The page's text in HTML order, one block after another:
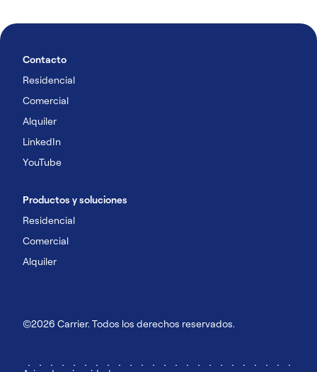
Contacto
Residencial
Comercial
Alquiler
LinkedIn
YouTube
Productos y soluciones
Residencial
Comercial
Alquiler
©2026 Carrier. Todos los derechos reservados.